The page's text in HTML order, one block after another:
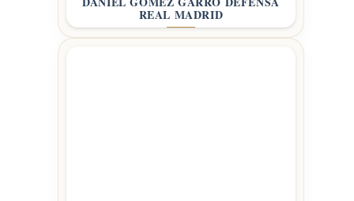
REAL MADRID